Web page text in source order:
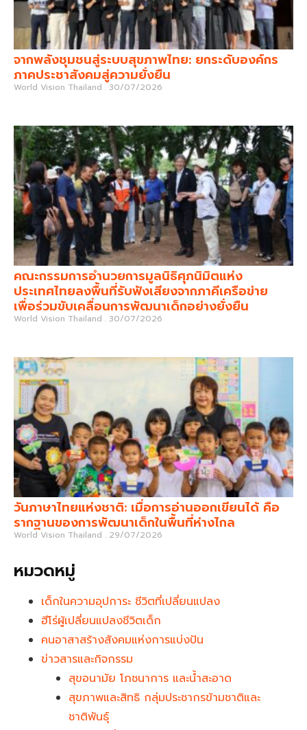
จากพลังชุมชนสู่ระบบสุขภาพไทย: ยกระดับองค์กร
ภาคประชาสังคมสู่ความยั่งยืน
World Vision Thailand 30/07/2026
คณะกรรมการอำนวยการมูลนิธิศุภนิมิตแห่ง
ประเทศไทยลงพื้นที่รับฟังเสียงจากภาคีเครือข่าย
เพื่อร่วมขับเคลื่อนการพัฒนาเด็กอย่างยั่งยืน
World Vision Thailand 30/07/2026
วันภาษาไทยแห่งชาติ: เมื่อการอ่านออกเขียนได้ คือ
รากฐานของการพัฒนาเด็กในพื้นที่ห่างไกล
World Vision Thailand 29/07/2026
หมวดหมู่
เด็กในความอุปการะ ชีวิตที่เปลี่ยนแปลง
ฮีโร่ผู้เปลี่ยนแปลงชีวิตเด็ก
คนอาสาสร้างสังคมแห่งการแบ่งปัน
ข่าวสารและกิจกรรม
สุขอนามัย โภชนาการ และน้ำสะอาด
สุขภาพและสิทธิ กลุ่มประชากรข้ามชาติและ
ชาติพันธุ์